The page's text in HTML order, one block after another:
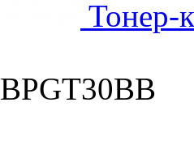
Тонер-
BPGT30BB